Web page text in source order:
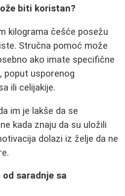
biti koristan?
kilograma češće posežu
Stručna pomoć može
ako imate specifične
poput usporenog
ili celijakije.
im je lakše da se
kada znaju da su uložili
dolazi iz želje da ne
saradnje sa